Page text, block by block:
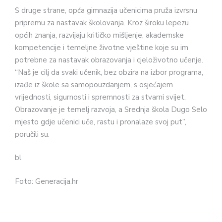
S druge strane, opća gimnazija učenicima pruža izvrsnu
pripremu za nastavak školovanja. Kroz široku lepezu
općih znanja, razvijaju kritičko mišljenje, akademske
kompetencije i temeljne životne vještine koje su im
potrebne za nastavak obrazovanja i cjeloživotno učenje.
“Naš je cilj da svaki učenik, bez obzira na izbor programa,
izađe iz škole sa samopouzdanjem, s osjećajem
vrijednosti, sigurnosti i spremnosti za stvarni svijet.
Obrazovanje je temelj razvoja, a Srednja škola Dugo Selo
mjesto gdje učenici uče, rastu i pronalaze svoj put”,
poručili su.
bl
Foto: Generacija.hr